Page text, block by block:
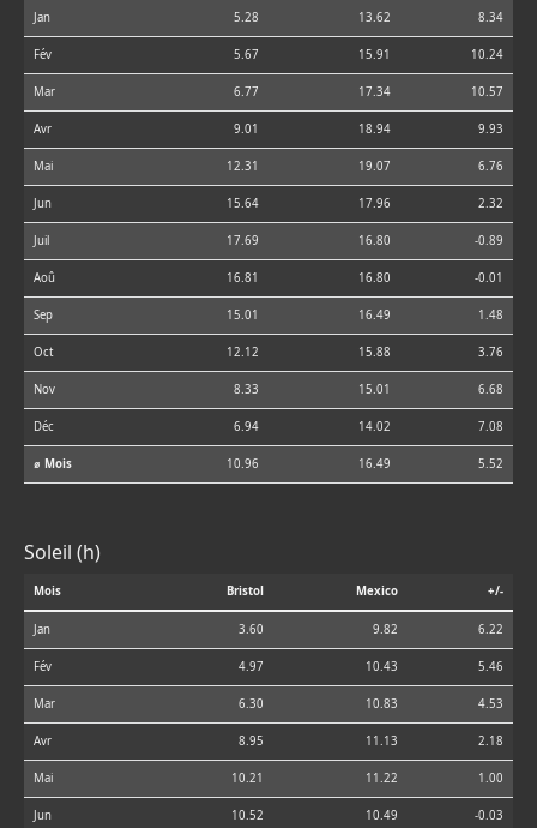
Jan 5.28 13.62 8.34
Fév 5.67 15.91 10.24
Mar 6.77 17.34 10.57
Avr 9.01 18.94 9.93
Mai 12.31 19.07 6.76
Jun 15.64 17.96 2.32
Juil 17.69 16.80 -0.89
Aoû 16.81 16.80 -0.01
Sep 15.01 16.49 1.48
Oct 12.12 15.88 3.76
Nov 8.33 15.01 6.68
Déc 6.94 14.02 7.08
⌀ Mois 10.96 16.49 5.52
Soleil (h)
Mois Bristol Mexico +/-
Jan 3.60 9.82 6.22
Fév 4.97 10.43 5.46
Mar 6.30 10.83 4.53
Avr 8.95 11.13 2.18
Mai 10.21 11.22 1.00
Jun 10.52 10.49 -0.03